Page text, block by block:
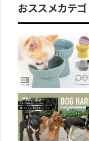
おススメカテゴ